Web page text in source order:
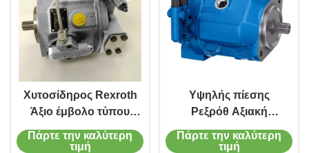
Χυτοσίδηρος Rexroth
Άξιο έμβολο τύπου
υδραυλική αντλία
45cc Δυνατότητα
Πάρτε την καλύτερη
τιμή
Υψηλής πίεσης
Ρεξρόθ Αξιακή
έμβολο υδραυλική
αντλία 280bar Μοδική
Πάρτε την καλύτερη
τιμή